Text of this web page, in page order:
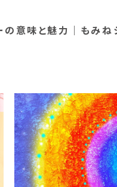
の意味と魅力｜もみね